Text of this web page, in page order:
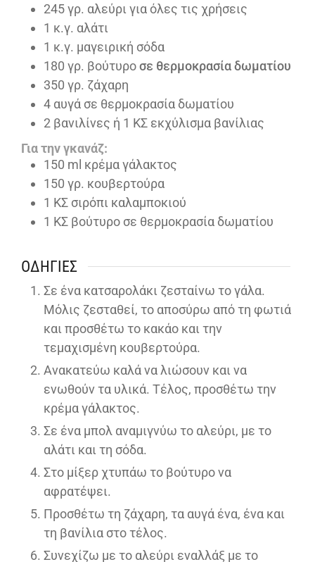
245γρ. αλεύρι για όλες τις χρήσεις
1 κ.γ. αλάτι
1 κ.γ. μαγειρική σόδα
180 γρ. βούτυροσε θερμοκρασία δωματίου
350 γρ. ζάχαρη
4 αυγά σε θερμοκρασία δωματίου
2 βανιλίνες ή 1 ΚΣ εκχύλισμα βανίλιας
Για την γκανάζ:
150 ml κρέμα γάλακτος
150 γρ. κουβερτούρα
1 ΚΣ σιρόπι καλαμποκιού
1 ΚΣ βούτυρο σε θερμοκρασία δωματίου
ΟΔΗΓΊΕΣ
Σε ένα κατσαρολάκι ζεσταίνω το γάλα.
Μόλις ζεσταθεί, το αποσύρω από τη φωτιά
και προσθέτω το κακάο και την
τεμαχισμένη κουβερτούρα.
Ανακατεύω καλά να λιώσουν και να
ενωθούν τα υλικά. Τέλος, προσθέτω την
κρέμα γάλακτος.
Σε ένα μπολ αναμιγνύω το αλεύρι, με το
αλάτι και τη σόδα.
Στο μίξερ χτυπάω το βούτυρο να
αφρατέψει.
Προσθέτω τη ζάχαρη, τα αυγά ένα, ένα και
τη βανίλια στο τέλος.
Συνεχίζω με το αλεύρι εναλλάξ με το